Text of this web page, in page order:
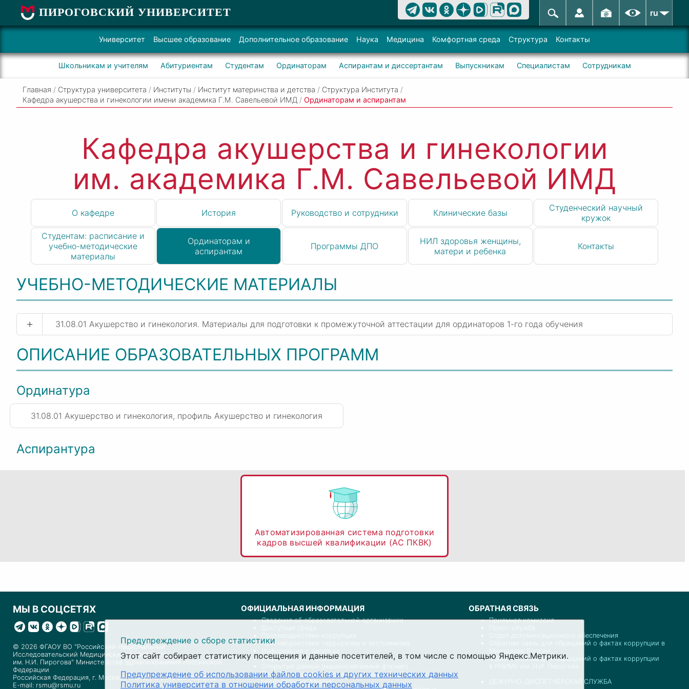
ПИРОГОВСКИЙ УНИВЕРСИТЕТ ru
Университет Высшее образование Дополнительное образование Наука Медицина Комфортная среда Структура Контакты
Школьникам и учителям Абитуриентам Студентам Ординаторам Аспирантам и диссертантам Выпускникам Специалистам Сотрудникам
Главная / Структура университета / Институты / Институт материнства и детства / Структура Института /
Кафедра акушерства и гинекологии имени академика Г.М. Савельевой ИМД / Ординаторам и аспирантам
Кафедра акушерства и гинекологии
им. академика Г.М. Савельевой ИМД
О кафедре История Руководство и сотрудники Клинические базы
Студенческий научный
кружок
Студентам: расписание и
учебно-методические
материалы
Ординаторам и
аспирантам
Программы ДПО
НИЛ здоровья женщины,
матери и ребенка
Контакты
УЧЕБНО-МЕТОДИЧЕСКИЕ МАТЕРИАЛЫ
+ 31.08.01 Акушерство и гинекология. Материалы для подготовки к промежуточной аттестации для ординаторов 1-го года обучения
ОПИСАНИЕ ОБРАЗОВАТЕЛЬНЫХ ПРОГРАММ
Ординатура
31.08.01 Акушерство и гинекология, профиль Акушерство и гинекология
Аспирантура
Автоматизированная система подготовки
кадров высшей квалификации (АС ПКВК)
МЫ В СОЦСЕТЯХ
© 2026 ФГАОУ ВО "Российский Национальный
Исследовательский Медицинский Университет
им. Н.И. Пирогова" Министерства здравоохранения Российской
Федерации
Российская Федерация, г. Москва 117513, ул. Островитянова д. 1
E-mail: rsmu@rsmu.ru
ОФИЦИАЛЬНАЯ ИНФОРМАЦИЯ
Сведения об образовательной организации
Противодействие терроризму и экстремизму
Информация о вакансиях
Политика университета в отношении обработки
персональных данных
ОБРАТНАЯ СВЯЗЬ
Приемная комиссия
Отдел документационного обеспечения
Обратная связь для обращений о фактах коррупции в
Минздраве России
Обратная связь для обращений о фактах коррупции
ДЕЖУРНО-ДИСПЕТЧЕРСКАЯ СЛУЖБА
Предупреждение о сборе статистики
Этот сайт собирает статистику посещения и данные посетителей, в том числе с помощью Яндекс.Метрики.
Предупреждение об использовании файлов cookies и других технических данных
Политика университета в отношении обработки персональных данных